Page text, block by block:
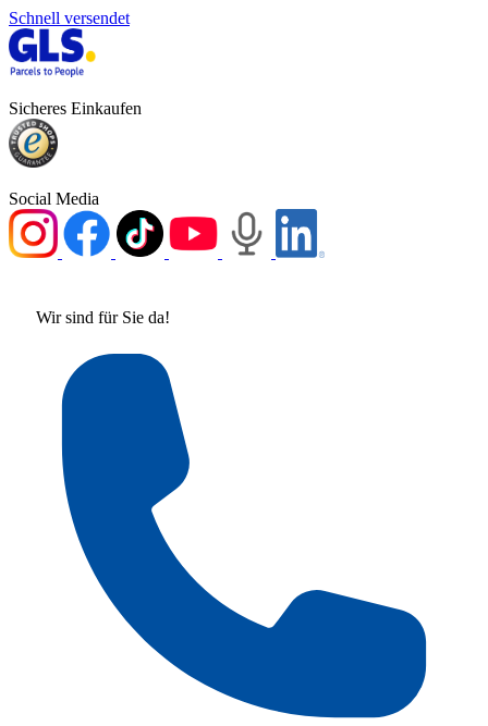
Schnell versendet
Sicheres Einkaufen
Social Media
Wir sind für Sie da!